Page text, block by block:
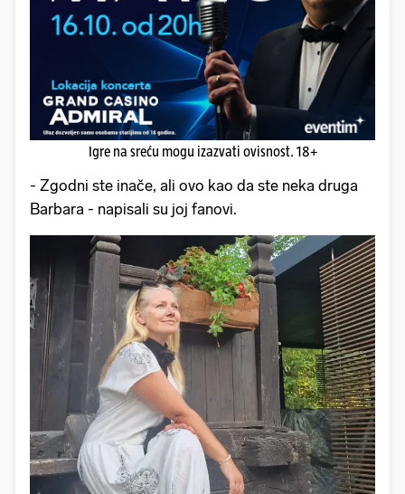
Igre na sreću mogu izazvati ovisnost. 18+
- Zgodni ste inače, ali ovo kao da ste neka druga
Barbara - napisali su joj fanovi.